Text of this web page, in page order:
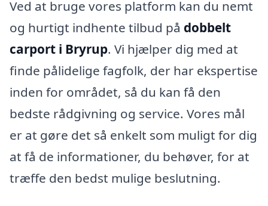
Ved at bruge vores platform kan du nemt
og hurtigt indhente tilbud på dobbelt
carport i Bryrup. Vi hjælper dig med at
finde pålidelige fagfolk, der har ekspertise
inden for området, så du kan få den
bedste rådgivning og service. Vores mål
er at gøre det så enkelt som muligt for dig
at få de informationer, du behøver, for at
træffe den bedst mulige beslutning.